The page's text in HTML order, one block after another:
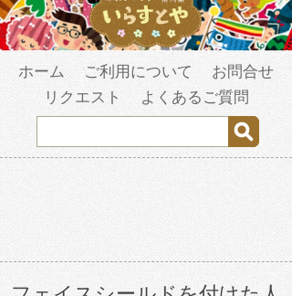
ホーム ご利用について
お問合せ
リクエスト
よくあるご質問